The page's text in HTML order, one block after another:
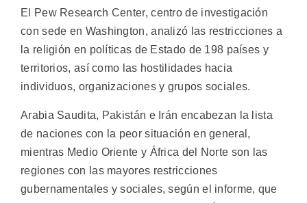
El Pew Research Center, centro de investigación
con sede en Washington, analizó las restricciones a
la religión en políticas de Estado de 198 países y
territorios, así como las hostilidades hacia
individuos, organizaciones y grupos sociales.
Arabia Saudita, Pakistán e Irán encabezan la lista
de naciones con la peor situación en general,
mientras Medio Oriente y África del Norte son las
regiones con las mayores restricciones
gubernamentales y sociales, según el informe, que